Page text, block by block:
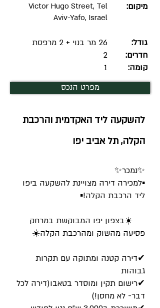
Victor Hugo Street, Tel
Aviv-Yafo, Israel
מיקום:
26 מר בנוי + 2 מרפסת
2
1
גודל:
חדרים:
קומה:
מפרט הנכס
להשקעה ליד האקדמית והרכבת
הקלה, תל אביב יפו
✨נמכר✨
▪︎למכירה דירה מצויינת להשקעה ביפו
ליד הרכבת הקלה!▪︎
☀️בצפון יפו המבוקשת במרחק
פסיעה מהשוק ומהרכבת הקלה☀️
✔דירה קטנה ומתוקה עם תקרות
גבוהות
✔רישום תקין ומוסדר בטאבו(דירה לכל
דבר- לא מחסן!)